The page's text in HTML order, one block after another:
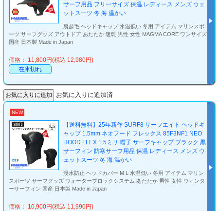
サーフ用品 フリーサイズ 保温 レディース メンズ ウェ
ットスーツ 冬 海 温かい
裏起毛 ヘッドキャップ 水温低い 冬用 アイテム マリンスポ
ーツ サーフグッズ アウトドア あたたか 速乾 男性 女性 MAGMA CORE ワンサイズ
国産 日本製 Made in Japan
価格： 11,800円(税込 12,980円)
在庫切れ
お気に入りに追加済
NEW
【送料無料】25年新作 SURF8 サーフエイト ヘッドキ
ャップ 1.5mm ネオフード フレックス 85F3NF1 NEO
HOOD FLEX 1.5ミリ 帽子 サーフキャップ ブラック 黒
サーフィン 防寒サーフ用品 保温 レディース メンズ ウ
ェットスーツ 冬 海 温かい
浸水防止 ヘッドカバー M L 水温低い 冬用 アイテム マリン
スポーツ サーフグッズ ウォーターブロックシステム あたたか 男性 女性 ウィンタ
ーサーフィン 国産 日本製 Made in Japan
価格： 10,900円(税込 11,990円)